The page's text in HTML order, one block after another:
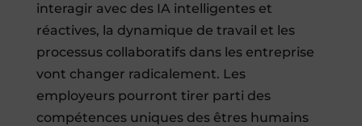
interagir avec des IA intelligentes et
réactives, la dynamique de travail et les
processus collaboratifs dans les entreprise
vont changer radicalement. Les
employeurs pourront tirer parti des
compétences uniques des êtres humains